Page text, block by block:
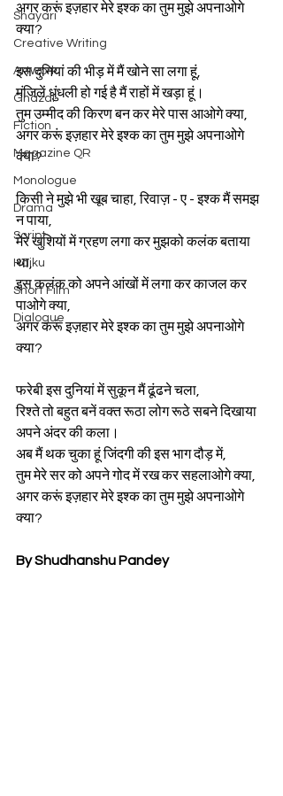
Shayari
Creative Writing
Artwork
Ghazal
Fiction
Magazine QR
Monologue
Drama
Script
Haiku
Short Film
Dialogue
अगर करूं इज़हार मेरे इश्क का तुम मुझे अपनाओगे
क्या?
इस दुनियां की भीड़ में मैं खोने सा लगा हूं,
मंजिलें धुंधली हो गई है मैं राहों में खड़ा हूं।
तुम उम्मीद की किरण बन कर मेरे पास आओगे क्या,
अगर करूं इज़हार मेरे इश्क का तुम मुझे अपनाओगे
क्या?
किसी ने मुझे भी खूब चाहा, रिवाज़ - ए - इश्क मैं समझ
न पाया,
मेरे खुशियों में ग्रहण लगा कर मुझको कलंक बताया
था,
इस कलंक को अपने आंखों में लगा कर काजल कर
पाओगे क्या,
अगर करूं इज़हार मेरे इश्क का तुम मुझे अपनाओगे
क्या?
फरेबी इस दुनियां में सुकून मैं ढूंढने चला,
रिश्ते तो बहुत बनें वक्त रूठा लोग रूठे सबने दिखाया
अपने अंदर की कला।
अब मैं थक चुका हूं जिंदगी की इस भाग दौड़ में,
तुम मेरे सर को अपने गोद में रख कर सहलाओगे क्या,
अगर करूं इज़हार मेरे इश्क का तुम मुझे अपनाओगे
क्या?
By Shudhanshu Pandey